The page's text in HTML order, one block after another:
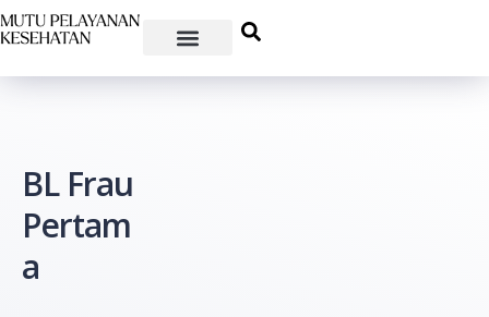
BL Frau
Pertam
a